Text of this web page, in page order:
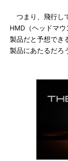
つまり、飛行し
HMD（ヘッドマ
製品だと予想でき
製品にあたるだろ